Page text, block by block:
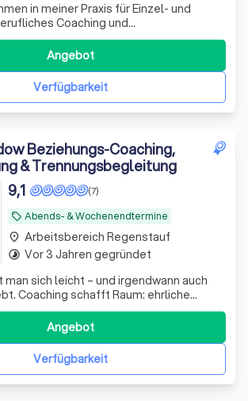
in meiner Praxis für Einzel- und
Coaching und
in Hannover! Ich lade Sie ein,
zu entdecken und Ihre inneren Stärken
unsere Leidenschaften und
den Herausforderungen des Leb
Verfügbarkeit
Angebot
& Trennungsbegleitung
local_offer Abends- & Wochenendtermine
(7)
9,1
sich leicht – und irgendwann auch
Coaching schafft Raum: ehrliche
Schuld, ohne Therapie. Klarheit, neue
Verbindung.
Verfügbarkeit
Angebot
place Arbeitsbereich Regenstauf
timelapse Vor 3 Jahren gegründet